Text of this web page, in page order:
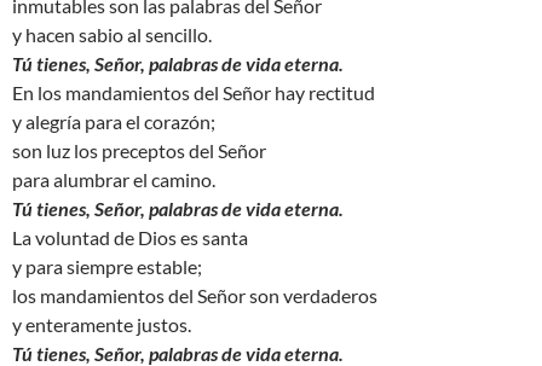
inmutables son las palabras del Señor
y hacen sabio al sencillo.
Tú tienes, Señor, palabras de vida eterna.
En los mandamientos del Señor hay rectitud
y alegría para el corazón;
son luz los preceptos del Señor
para alumbrar el camino.
Tú tienes, Señor, palabras de vida eterna.
La voluntad de Dios es santa
y para siempre estable;
los mandamientos del Señor son verdaderos
y enteramente justos.
Tú tienes, Señor, palabras de vida eterna.